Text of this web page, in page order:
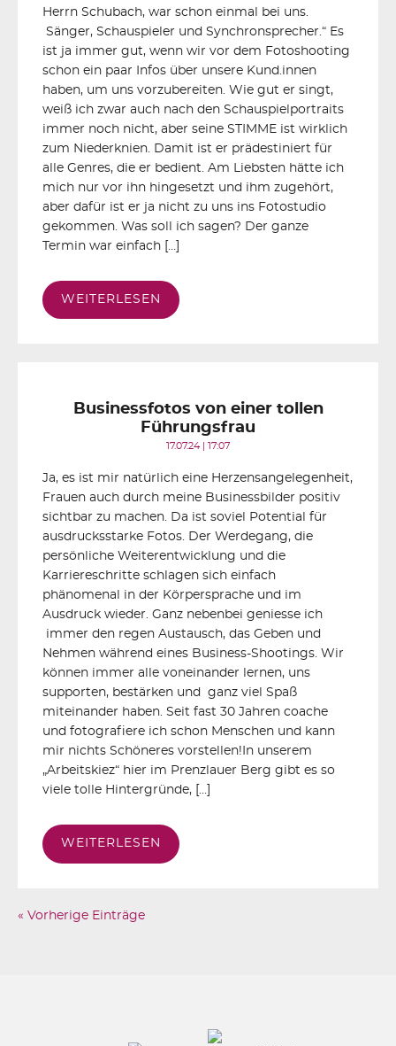
Herrn Schubach, war schon einmal bei uns.
Sänger, Schauspieler und Synchronsprecher.“ Es
ist ja immer gut, wenn wir vor dem Fotoshooting
schon ein paar Infos über unsere Kund.innen
haben, um uns vorzubereiten. Wie gut er singt,
weiß ich zwar auch nach den Schauspielportraits
immer noch nicht, aber seine STIMME ist wirklich
zum Niederknien. Damit ist er prädestiniert für
alle Genres, die er bedient. Am Liebsten hätte ich
mich nur vor ihn hingesetzt und ihm zugehört,
aber dafür ist er ja nicht zu uns ins Fotostudio
gekommen. Was soll ich sagen? Der ganze
Termin war einfach […]
WEITERLESEN
Businessfotos von einer tollen
Führungsfrau
17.07.24 | 17:07
Ja, es ist mir natürlich eine Herzensangelegenheit,
Frauen auch durch meine Businessbilder positiv
sichtbar zu machen. Da ist soviel Potential für
ausdrucksstarke Fotos. Der Werdegang, die
persönliche Weiterentwicklung und die
Karriereschritte schlagen sich einfach
phänomenal in der Körpersprache und im
Ausdruck wieder. Ganz nebenbei geniesse ich
immer den regen Austausch, das Geben und
Nehmen während eines Business-Shootings. Wir
können immer alle voneinander lernen, uns
supporten, bestärken und ganz viel Spaß
miteinander haben. Seit fast 30 Jahren coache
und fotografiere ich schon Menschen und kann
mir nichts Schöneres vorstellen!In unserem
„Arbeitskiez“ hier im Prenzlauer Berg gibt es so
viele tolle Hintergründe, […]
WEITERLESEN
« Vorherige Einträge